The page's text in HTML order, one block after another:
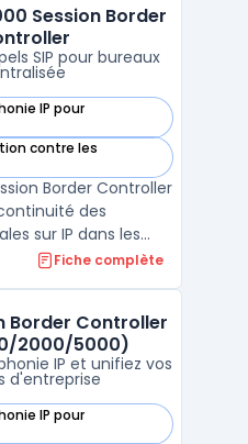
réseau, la
Session Border
SIP pour bureaux
IP pour
Border Controller dans
contre les
Border Controller dans
Border Controller
des
sur IP dans les
taille intermédiaire.
en maîtrisant les
Fiche complète
Border Controller
2000/5000)
IP et unifiez vos
d'entreprise
IP pour
Controller (SBC 1000/2000/